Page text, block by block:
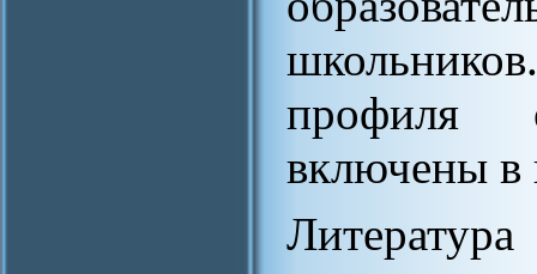
профиля
включены
Литература